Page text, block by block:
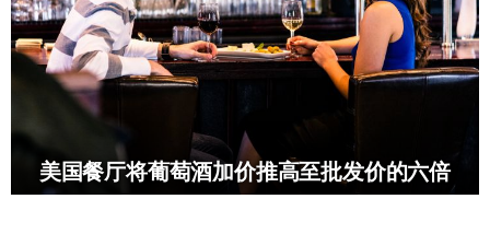
美国餐厅将葡萄酒加价推高至批发价的六倍